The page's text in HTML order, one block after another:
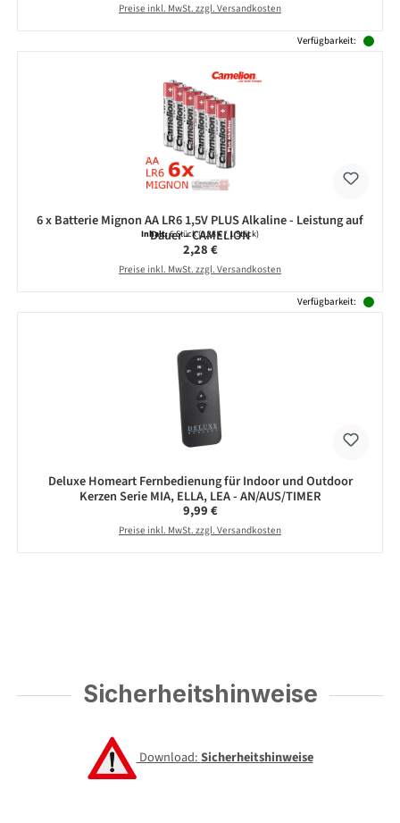
Preise inkl. MwSt. zzgl. Versandkosten
Verfügbarkeit:
6 x Batterie Mignon AA LR6 1,5V PLUS Alkaline - Leistung auf
Dauer - CAMELION
Inhalt:6 Stück(0,38 € / 1 Stück)
Regulärer Preis:
2,28 €
Preise inkl. MwSt. zzgl. Versandkosten
Verfügbarkeit:
Deluxe Homeart Fernbedienung für Indoor und Outdoor
Kerzen Serie MIA, ELLA, LEA - AN/AUS/TIMER
Regulärer Preis:
9,99 €
Preise inkl. MwSt. zzgl. Versandkosten
Sicherheitshinweise
Download:Sicherheitshinweise